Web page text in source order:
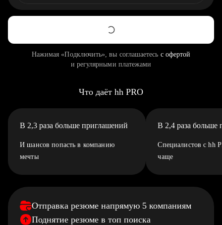
Нажимая «Подключить», вы соглашаетесь с офертой
и регулярными платежами
Что даёт hh PRO
В 2,3 раза больше приглашений
И шансов попасть в компанию
мечты
В 2,4 раза больше
Специалистов с hh
чаще
Отправка резюме напрямую 5 компаниям
Поднятие резюме в топ поиска